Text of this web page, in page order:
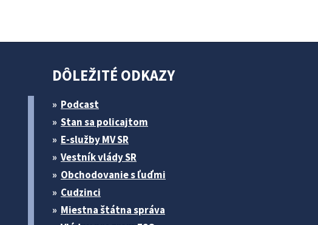
DÔLEŽITÉ ODKAZY
Podcast
Stan sa policajtom
E-služby MV SR
Vestník vlády SR
Obchodovanie s ľuďmi
Cudzinci
Miestna štátna správa